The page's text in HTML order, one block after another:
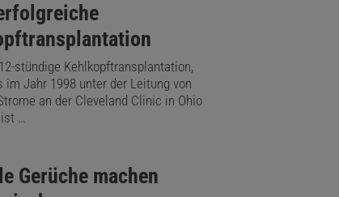
stündige Kehlkopftransplantation,
im Jahr 1998 unter der Leitung von
an der Cleveland Clinic in Ohio
…
Gerüche machen